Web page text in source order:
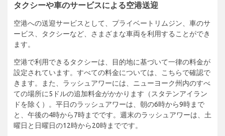
タクシーや車のサービスによる空港送迎
空港への送迎サービスとして、プライベートリムジン、車のサ
ービス、タクシーなど、さまざまな車両を利用することができ
ます。
空港で利用できるタクシーは、目的地に基づいて一律の料金が
設定されています。すべての料金については、こちらで確認で
きます。また、ラッシュアワーには、ニューヨーク州内のすべ
ての場所に5ドルの追加料金がかかります（スタテンアイラン
ドを除く）。平日のラッシュアワーは、朝の6時から9時まで
と、午後の4時から7時までです。週末のラッシュアワーは、土
曜日と日曜日の12時から20時までです。